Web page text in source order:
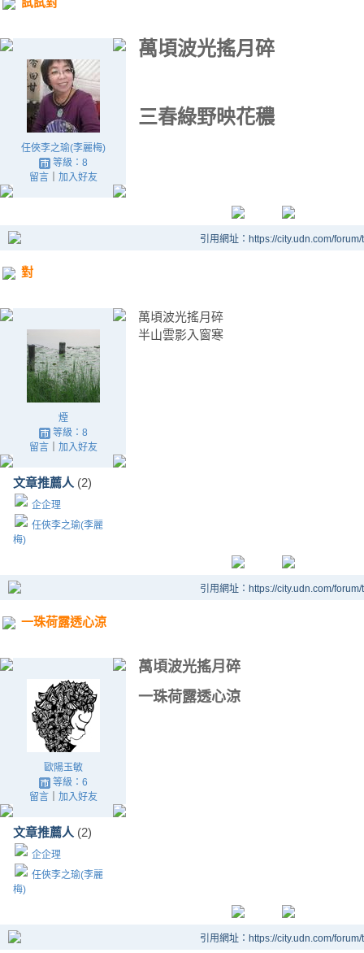
任俠李之瑜(李麗梅)
等級：8
留言｜ 加入好友
萬頃波光搖月碎
三春綠野映花穠
引用網址：https://city.udn.com/
對
煙
等級：8
留言｜ 加入好友
文章推薦人 (2)
企企理
任俠李之瑜(李麗
梅)
萬頃波光搖月碎
半山雲影入窗寒
引用網址：https://city.udn.com/
一珠荷露透心涼
歐陽玉敏
等級：6
留言｜ 加入好友
文章推薦人 (2)
企企理
任俠李之瑜(李麗
梅)
萬頃波光搖月碎
一珠荷露透心涼
引用網址：https://city.udn.com/